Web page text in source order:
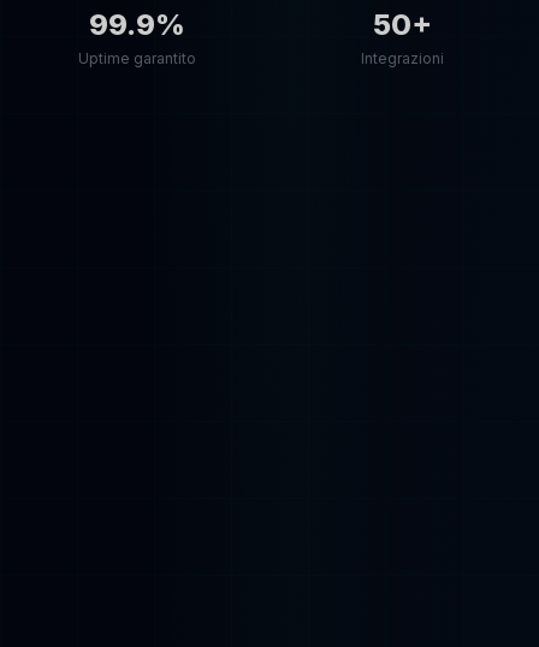
99.9%
Uptime garantito
50+
Integrazioni